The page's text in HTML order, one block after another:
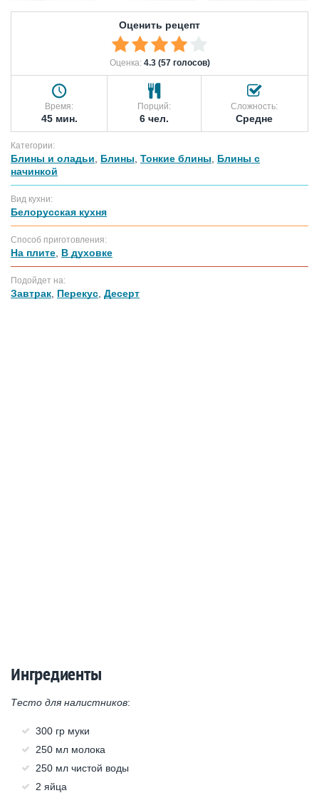
Оценить рецепт
Оценка: 4.3 (57 голосов)
Время:
45 мин.
Порций:
6 чел.
Сложность:
Средне
Категории:
Блины и оладьи Блины Тонкие блины
Блины с
начинкой
Вид кухни:
Белорусская кухня
Способ приготовления:
На плите В духовке
Подойдет на:
Завтрак Перекус Десерт
Ингредиенты
Тесто для налистников:
300 гр муки
250 мл молока
250 мл чистой воды
2 яйца